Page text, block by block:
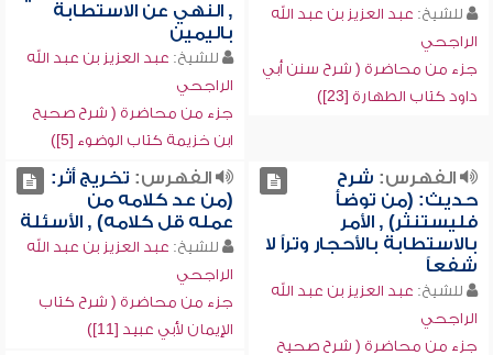
للشيخ: عبد العزيز بن عبد الله
الراجحي
جزء من محاضرة ( شرح سنن أبي
داود كتاب الطهارة [23])
, النهي عن الاستطابة
باليمين
للشيخ: عبد العزيز بن عبد الله
الراجحي
جزء من محاضرة ( شرح صحيح
ابن خزيمة كتاب الوضوء [5])
الفهرس: شرح
حديث: (من توضأ
فليستنثر) , الأمر
بالاستطابة بالأحجار وتراً لا
شفعاً
للشيخ: عبد العزيز بن عبد الله
الراجحي
جزء من محاضرة ( شرح صحيح
الفهرس: تخريج أثر:
(من عد كلامه من
عمله قل كلامه) , الأسئلة
للشيخ: عبد العزيز بن عبد الله
الراجحي
جزء من محاضرة ( شرح كتاب
الإيمان لأبي عبيد [11])